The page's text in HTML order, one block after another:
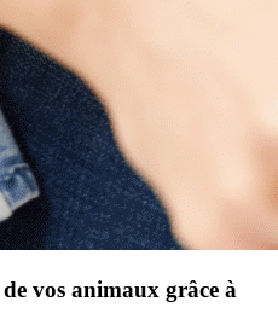
de vos animaux grâce à